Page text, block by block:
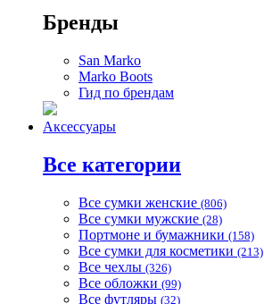
Бренды
San Marko
Marko Boots
Гид по брендам
Аксессуары
Все категории
Все сумки женские (806)
Все сумки мужские (28)
Портмоне и бумажники (158)
Все сумки для косметики (213)
Все чехлы (326)
Все обложки (99)
Все футляры (32)